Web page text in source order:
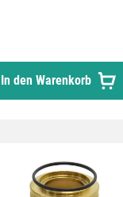
In den Warenkorb